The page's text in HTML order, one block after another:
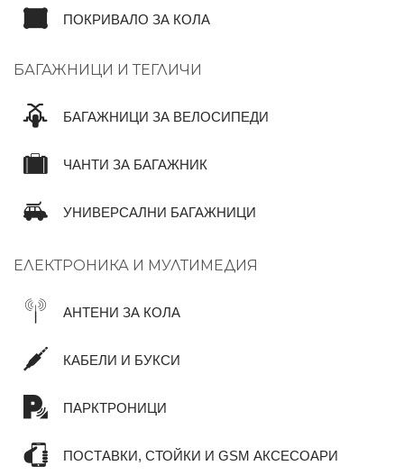
ПОКРИВАЛО ЗА КОЛА
БАГАЖНИЦИ И ТЕГЛИЧИ
БАГАЖНИЦИ ЗА ВЕЛОСИПЕДИ
ЧАНТИ ЗА БАГАЖНИК
УНИВЕРСАЛНИ БАГАЖНИЦИ
ЕЛЕКТРОНИКА И МУЛТИМЕДИЯ
АНТЕНИ ЗА КОЛА
КАБЕЛИ И БУКСИ
ПАРКТРОНИЦИ
ПОСТАВКИ, СТОЙКИ И GSM АКСЕСОАРИ